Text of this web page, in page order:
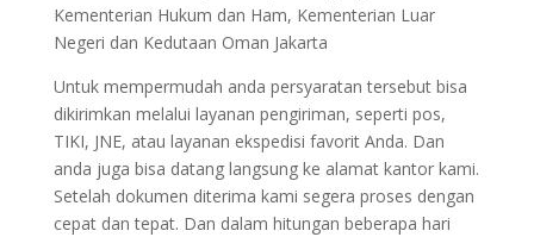
Kementerian Hukum dan Ham, Kementerian Luar
Negeri dan Kedutaan Oman Jakarta
Untuk mempermudah anda persyaratan tersebut bisa
dikirimkan melalui layanan pengiriman, seperti pos,
TIKI, JNE, atau layanan ekspedisi favorit Anda. Dan
anda juga bisa datang langsung ke alamat kantor kami.
Setelah dokumen diterima kami segera proses dengan
cepat dan tepat. Dan dalam hitungan beberapa hari